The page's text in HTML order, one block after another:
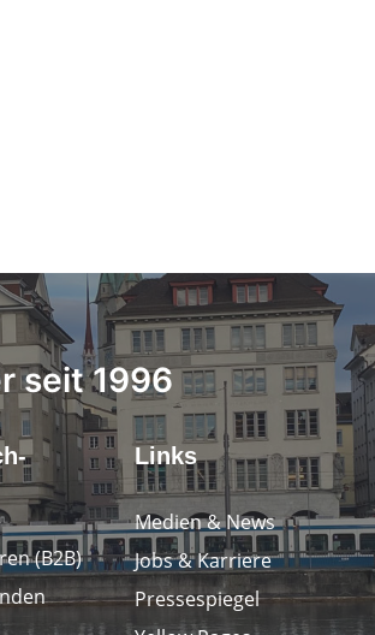
seit 1996
(B2B)
Links
Medien & News
Jobs & Karriere
Pressespiegel